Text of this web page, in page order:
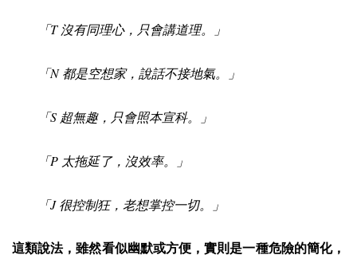
「T沒有同理心，只會講道理。」
「N都是空想家，說話不接地氣。」
「S 超無趣，只會照本宣科。」
「P 太拖延了，沒效率。」
「J 很控制狂，老想掌控一切。」
這類說法，雖然看似幽默或方便，實則是一種危險的簡化，